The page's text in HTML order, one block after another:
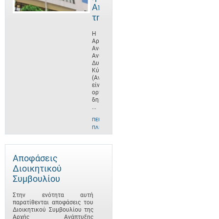
Αποστολή
της
Η
Αρχή
Ανάπτυξης
Ανθρώπινου
Δυναμικού
Κύπρου
(ΑνΑΔ)
είναι
οργανισμός
δημοσίου
...
ΠΕΡΙΣΣΌΤΕΡΕΣ
ΠΛΗΡΟΦΟΡΊΕΣ
Αποφάσεις
Διοικητικού
Συμβουλίου
Στην ενότητα αυτή
παρατίθενται αποφάσεις του
Διοικητικού Συμβουλίου της
Αρχής Ανάπτυξης